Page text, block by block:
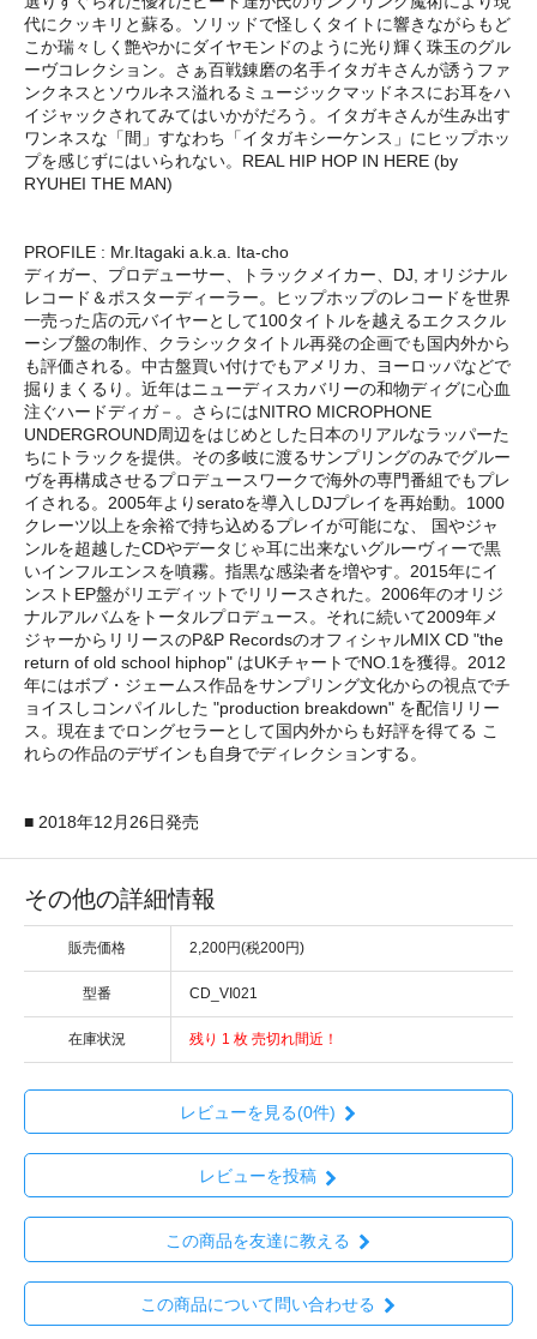
代にクッキリと蘇る。ソリッドで怪しくタイトに響きながらもど
こか瑞々しく艶やかにダイヤモンドのように光り輝く珠玉のグル
ーヴコレクション。さぁ百戦錬磨の名手イタガキさんが誘うファ
ンクネスとソウルネス溢れるミュージックマッドネスにお耳をハ
イジャックされてみてはいかがだろう。イタガキさんが生み出す
ワンネスな「間」すなわち「イタガキシーケンス」にヒップホッ
プを感じずにはいられない。REAL HIP HOP IN HERE (by
RYUHEI THE MAN)
PROFILE : Mr.Itagaki a.k.a. Ita-cho
ディガー、プロデューサー、トラックメイカー、DJ, オリジナル
レコード＆ポスターディーラー。ヒップホップのレコードを世界
一売った店の元バイヤーとして100タイトルを越えるエクスクル
ーシブ盤の制作、クラシックタイトル再発の企画でも国内外から
も評価される。中古盤買い付けでもアメリカ、ヨーロッパなどで
掘りまくるり。近年はニューディスカバリーの和物ディグに心血
注ぐハードディガ－。さらにはNITRO MICROPHONE
UNDERGROUND周辺をはじめとした日本のリアルなラッパーた
ちにトラックを提供。その多岐に渡るサンプリングのみでグルー
ヴを再構成させるプロデュースワークで海外の専門番組でもプレ
イされる。2005年よりseratoを導入しDJプレイを再始動。1000
クレーツ以上を余裕で持ち込めるプレイが可能にな、 国やジャ
ンルを超越したCDやデータじゃ耳に出来ないグルーヴィーで黒
いインフルエンスを噴霧。指黒な感染者を増やす。2015年にイ
ンストEP盤がリエディットでリリースされた。2006年のオリジ
ナルアルバムをトータルプロデュース。それに続いて2009年メ
ジャーからリリースのP&P RecordsのオフィシャルMIX CD "the
return of old school hiphop" はUKチャートでNO.1を獲得。2012
年にはボブ・ジェームス作品をサンプリング文化からの視点でチ
ョイスしコンパイルした "production breakdown" を配信リリー
ス。現在までロングセラーとして国内外からも好評を得てる こ
れらの作品のデザインも自身でディレクションする。
■ 2018年12月26日発売
その他の詳細情報
販売価格 2,200円(税200円)
型番 CD_VI021
在庫状況 残り 1 枚 売切れ間近！
レビューを見る(0件)
レビューを投稿
この商品を友達に教える
この商品について問い合わせる